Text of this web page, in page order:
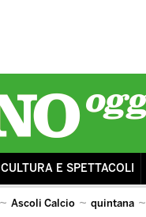
CULTURA E SPETTACOLI
Ascoli Calcio quintana